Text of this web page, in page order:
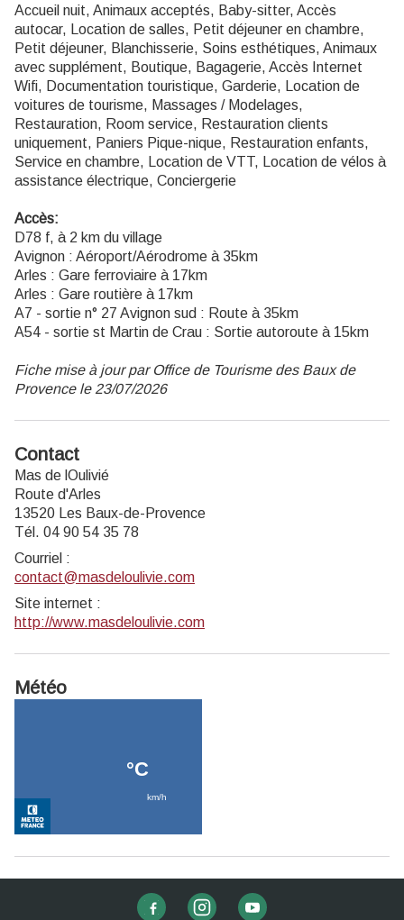
Accueil nuit, Animaux acceptés, Baby-sitter, Accès
autocar, Location de salles, Petit déjeuner en chambre,
Petit déjeuner, Blanchisserie, Soins esthétiques, Animaux
avec supplément, Boutique, Bagagerie, Accès Internet
Wifi, Documentation touristique, Garderie, Location de
voitures de tourisme, Massages / Modelages,
Restauration, Room service, Restauration clients
uniquement, Paniers Pique-nique, Restauration enfants,
Service en chambre, Location de VTT, Location de vélos à
assistance électrique, Conciergerie
Accès:
D78 f, à 2 km du village
Avignon : Aéroport/Aérodrome à 35km
Arles : Gare ferroviaire à 17km
Arles : Gare routière à 17km
A7 - sortie n° 27 Avignon sud : Route à 35km
A54 - sortie st Martin de Crau : Sortie autoroute à 15km
Fiche mise à jour par Office de Tourisme des Baux de
Provence le 23/07/2026
Contact
Mas de lOulivié
Route d'Arles
13520 Les Baux-de-Provence
Tél. 04 90 54 35 78
Courriel :
contact@masdeloulivie.com
Site internet :
http://www.masdeloulivie.com
Météo